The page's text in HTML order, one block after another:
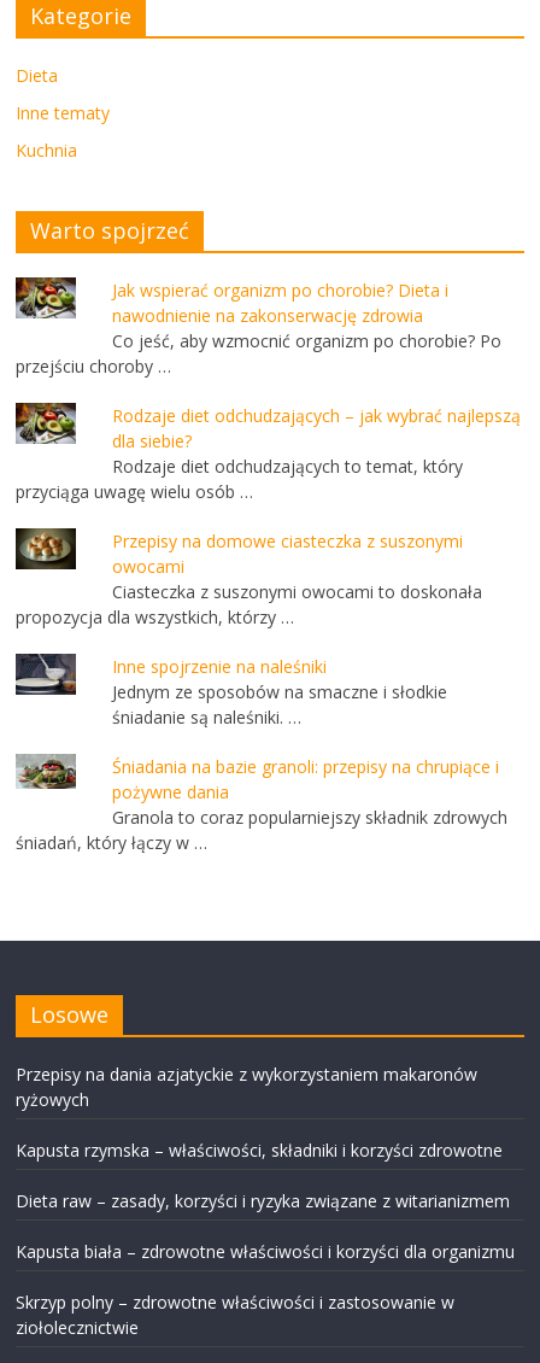
Kategorie
Dieta
Inne tematy
Kuchnia
Warto spojrzeć
Jak wspierać organizm po chorobie? Dieta i
nawodnienie na zakonserwację zdrowia
Co jeść, aby wzmocnić organizm po chorobie? Po
przejściu choroby …
Rodzaje diet odchudzających – jak wybrać najlepszą
dla siebie?
Rodzaje diet odchudzających to temat, który
przyciąga uwagę wielu osób …
Przepisy na domowe ciasteczka z suszonymi
owocami
Ciasteczka z suszonymi owocami to doskonała
propozycja dla wszystkich, którzy …
Inne spojrzenie na naleśniki
Jednym ze sposobów na smaczne i słodkie
śniadanie są naleśniki. …
Śniadania na bazie granoli: przepisy na chrupiące i
pożywne dania
Granola to coraz popularniejszy składnik zdrowych
śniadań, który łączy w …
Losowe
Przepisy na dania azjatyckie z wykorzystaniem makaronów
ryżowych
Kapusta rzymska – właściwości, składniki i korzyści zdrowotne
Dieta raw – zasady, korzyści i ryzyka związane z witarianizmem
Kapusta biała – zdrowotne właściwości i korzyści dla organizmu
Skrzyp polny – zdrowotne właściwości i zastosowanie w
ziołolecznictwie